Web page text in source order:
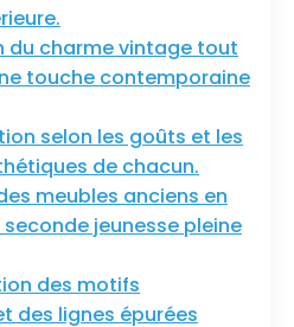
du charme vintage tout
touche contemporaine
selon les goûts et les
de chacun.
meubles anciens en
jeunesse pleine
des motifs
des lignes épurées